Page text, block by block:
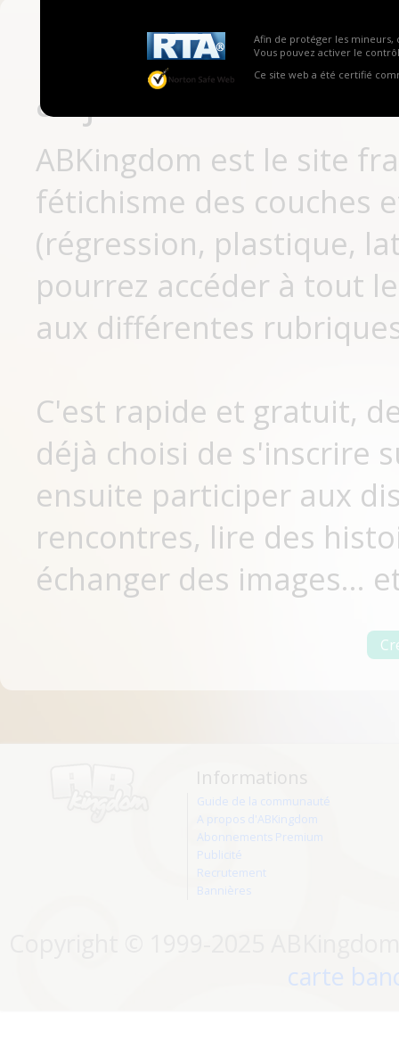
Afin de protéger les mineurs,
Vous pouvez activer le
Ce site web a été certifié
Pas encore
aujourd'hui
ABKingdom est le site
fétichisme des couches
(régression, plastique,
pourrez accéder à tout
aux différentes
C'est rapide et gratuit,
déjà choisi de s'inscrire
ensuite participer aux
rencontres, lire des
échanger des images...
Informations
Guide de la communauté
A propos d'ABKingdom
Abonnements Premium
Publicité
Recrutement
Bannières
carte